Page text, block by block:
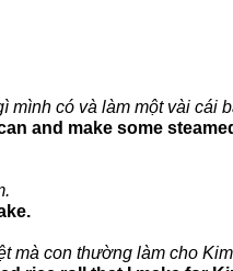
mình có và làm một vài cái
and make some
mà con thường làm cho